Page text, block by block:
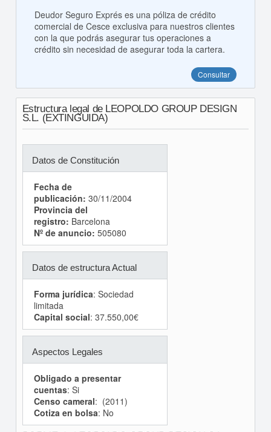
Deudor Seguro Exprés es una póliza de crédito
comercial de Cesce exclusiva para nuestros clientes
con la que podrás asegurar tus operaciones a
crédito sin necesidad de asegurar toda la cartera.
Consultar
Estructura legal de LEOPOLDO GROUP DESIGN
S.L. (EXTINGUIDA)
Datos de Constitución
Fecha de
publicación: 30/11/2004
Provincia del
registro: Barcelona
Nº de anuncio: 505080
Datos de estructura Actual
Forma jurídica: Sociedad
limitada
Capital social: 37.550,00€
Aspectos Legales
Obligado a presentar
cuentas: Si
Censo cameral: (2011)
Cotiza en bolsa: No